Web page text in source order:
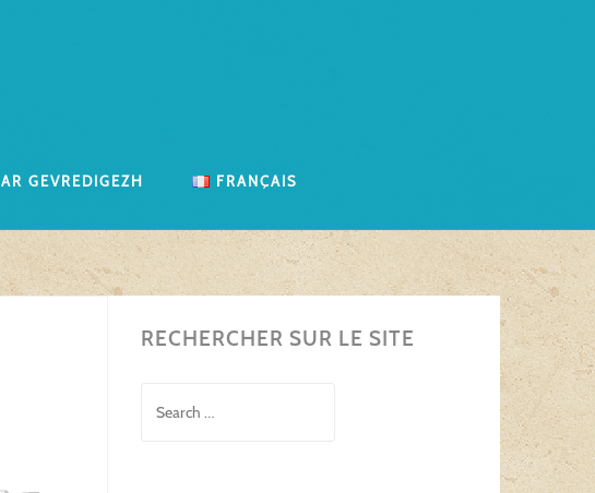
Ar gevredigezh Français
RECHERCHER SUR LE SITE
for: